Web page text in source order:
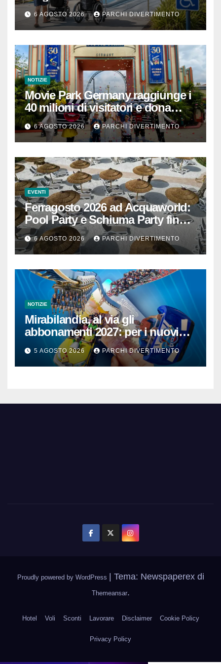
passeggino o sedia a rotelle
6 AGOSTO 2026 PARCHI DIVERTIMENTO
NOTIZIE
Movie Park Germany raggiunge i
40 milioni di visitatori e dona
40.000 euro
6 AGOSTO 2026 PARCHI DIVERTIMENTO
EVENTI
Ferragosto 2026 ad Acquaworld:
Pool Party e Schiuma Party fino a
mezzanotte
6 AGOSTO 2026 PARCHI DIVERTIMENTO
NOTIZIE
Mirabilandia, al via gli
abbonamenti 2027: per i nuovi
iscritti il 2026 è in omaggio
5 AGOSTO 2026 PARCHI DIVERTIMENTO
Proudly powered by WordPress Tema: Newspaperex di
Themeansar.
Hotel Voli Sconti Lavorare Disclaimer Cookie Policy
Privacy Policy